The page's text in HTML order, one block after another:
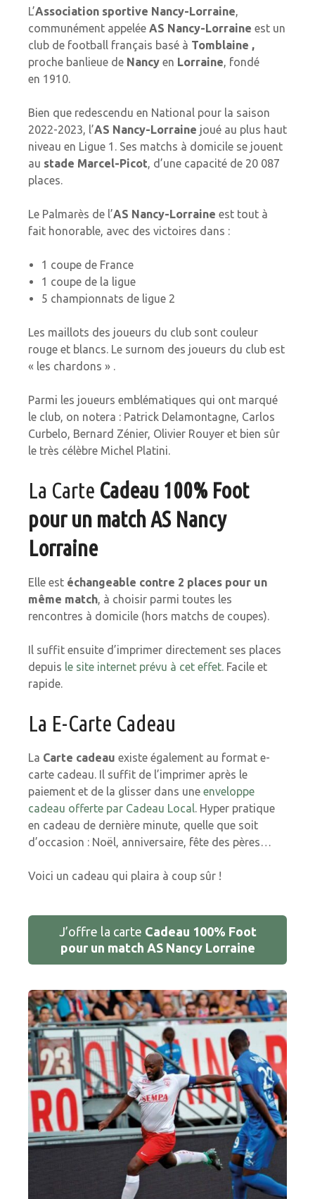
L’Association sportive Nancy-Lorraine,
communément appelée AS Nancy-Lorraine est un
club de football français basé à Tomblaine ,
proche banlieue de Nancy en Lorraine, fondé
en 1910.
Bien que redescendu en National pour la saison
2022-2023, l’AS Nancy-Lorraine joué au plus haut
niveau en Ligue 1. Ses matchs à domicile se jouent
au stade Marcel-Picot, d’une capacité de 20 087
places.
Le Palmarès de l’AS Nancy-Lorraine est tout à
fait honorable, avec des victoires dans :
1 coupe de France
1 coupe de la ligue
5 championnats de ligue 2
Les maillots des joueurs du club sont couleur
rouge et blancs. Le surnom des joueurs du club est
« les chardons » .
Parmi les joueurs emblématiques qui ont marqué
le club, on notera : Patrick Delamontagne, Carlos
Curbelo, Bernard Zénier, Olivier Rouyer et bien sûr
le très célèbre Michel Platini.
La Carte Cadeau 100% Foot
pour un match AS Nancy
Lorraine
Elle est échangeable contre 2 places pour un
même match, à choisir parmi toutes les
rencontres à domicile (hors matchs de coupes).
Il suffit ensuite d’imprimer directement ses places
depuis le site internet prévu à cet effet. Facile et
rapide.
La E-Carte Cadeau
La Carte cadeau existe également au format e-
carte cadeau. Il suffit de l’imprimer après le
paiement et de la glisser dans une enveloppe
cadeau offerte par Cadeau Local. Hyper pratique
en cadeau de dernière minute, quelle que soit
d’occasion : Noël, anniversaire, fête des pères…
Voici un cadeau qui plaira à coup sûr !
J’offre la carte Cadeau 100% Foot
pour un match AS Nancy Lorraine